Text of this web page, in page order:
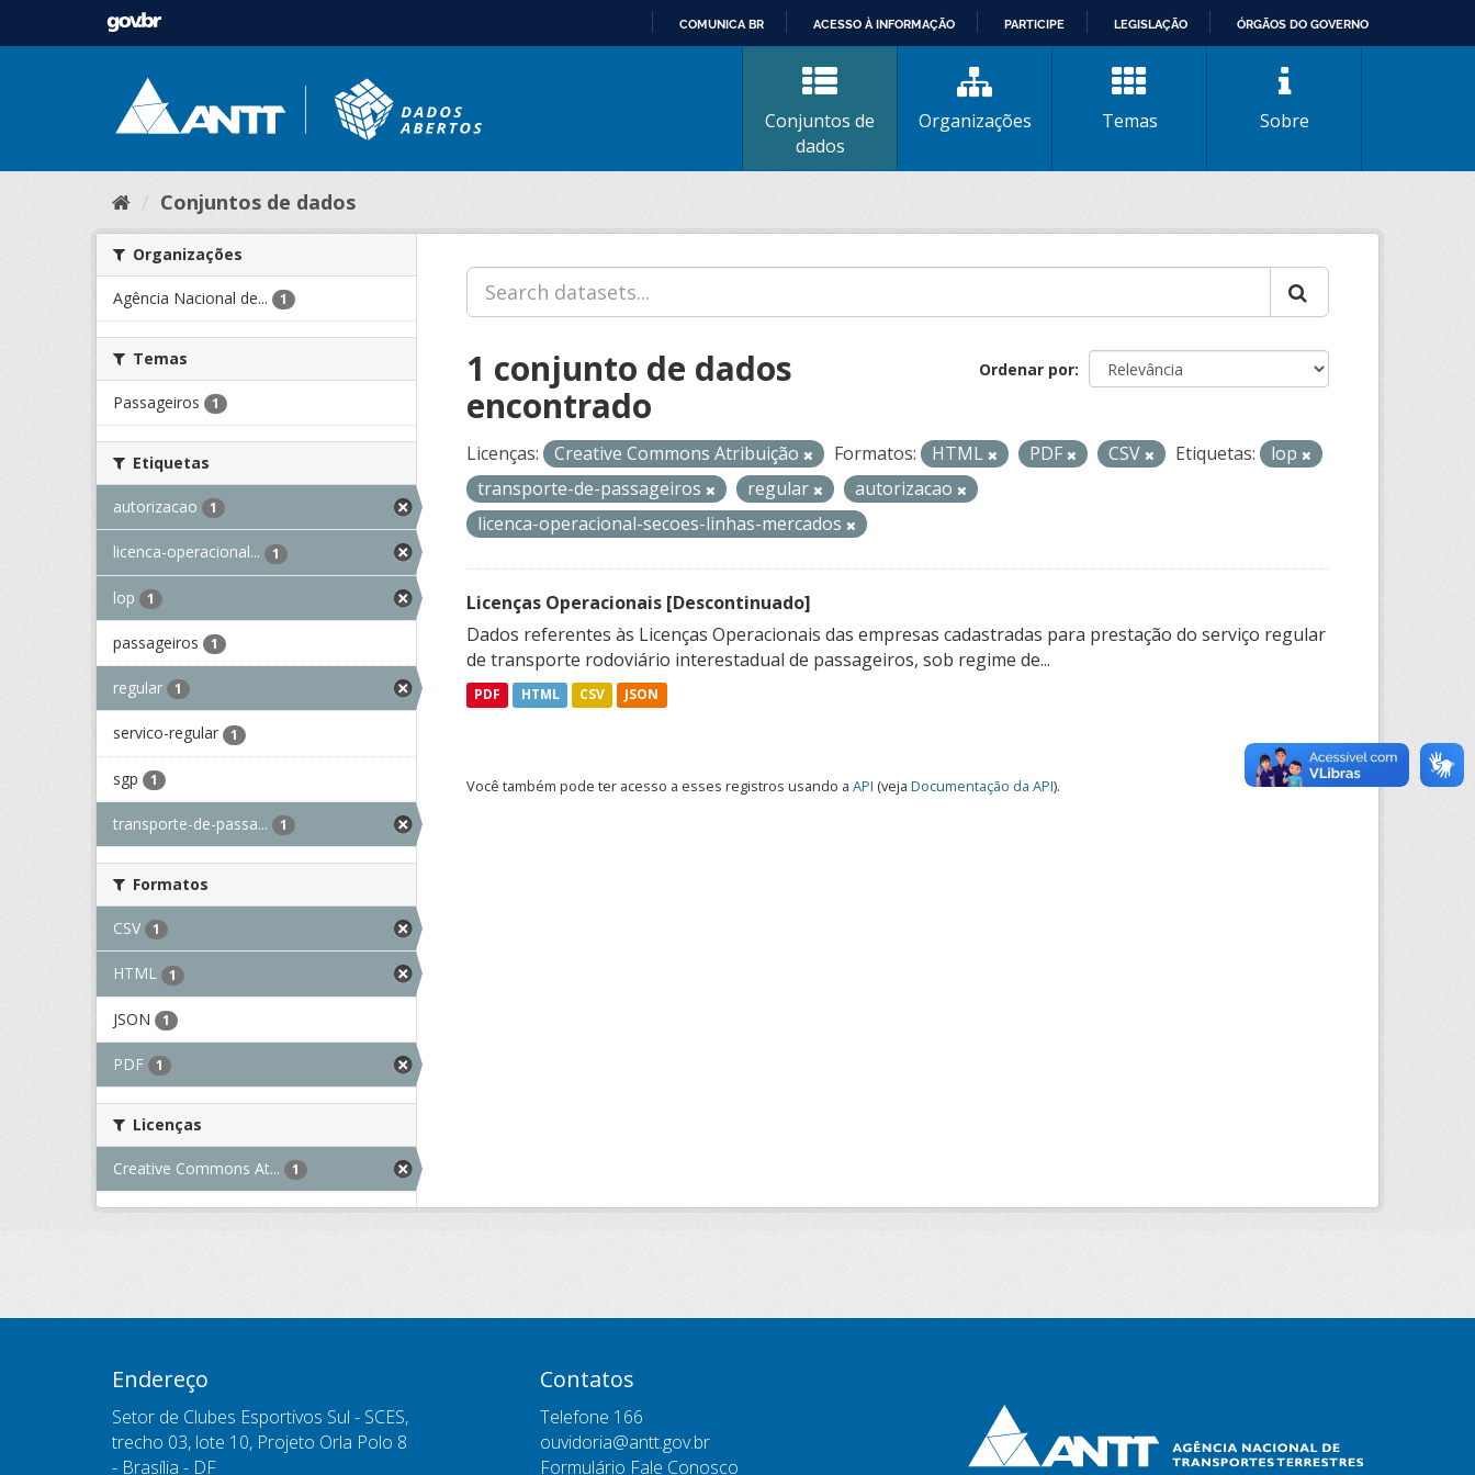
CONTEÚDO
COMUNICA BR ACESSO À INFORMAÇÃO PARTICIPE LEGISLAÇÃO ÓRGÃOS DO GOVERNO
Conjuntos de
dados
Organizações Temas Sobre
Conjuntos de dados
Organizações
Agência Nacional de... 1
Temas
Passageiros 1
Etiquetas
autorizacao 1
licenca-operacional... 1
lop 1
passageiros 1
regular 1
servico-regular 1
sgp 1
transporte-de-passa... 1
Formatos
CSV 1
HTML 1
JSON 1
PDF 1
Licenças
Creative Commons At... 1
Ordenar por
1 conjunto de dados
encontrado
Licenças: Creative Commons Atribuição Formatos: HTML PDF CSV Etiquetas:
lop
transporte-de-passageiros
regular
autorizacao
licenca-operacional-secoes-linhas-mercados
Licenças Operacionais [Descontinuado]
Dados referentes às Licenças Operacionais das empresas cadastradas para prestação do serviço regular
de transporte rodoviário interestadual de passageiros, sob regime de...
PDF HTML CSV JSON
Você também pode ter acesso a esses registros usando a API (veja Documentação da API).
Endereço
Setor de Clubes Esportivos Sul - SCES,
trecho 03, lote 10, Projeto Orla Polo 8
- Brasília - DF
Contatos
Telefone 166
ouvidoria@antt.gov.br
Formulário Fale Conosco